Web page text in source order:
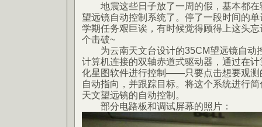
地震这些日子放了一周的假，基本都在
望远镜自动控制系统了。停了一段时间的
学期任务艰巨诶，有时候觉得顾得上这头
个击破~
为云南天文台设计的35CM望远镜自动
计算机连接的双轴赤道式驱动器，通过在
化星图软件进行控制——只要点击想要观测
自动指向，并跟踪目标。将这个系统进行
天文望远镜的自动控制。
部分电路板和调试屏幕的照片：